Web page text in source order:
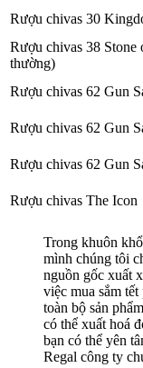
Rượu chivas 30
Rượu chivas 38
thường)
Rượu chivas 62 Gun
Rượu chivas 62 Gun
Rượu chivas 62 Gun
Rượu chivas The Icon
Trong khuôn
mình chúng tôi
nguồn gốc xuất
việc mua sắm
toàn bộ sản
có thể xuất hoá
bạn có thể yên
Regal công ty